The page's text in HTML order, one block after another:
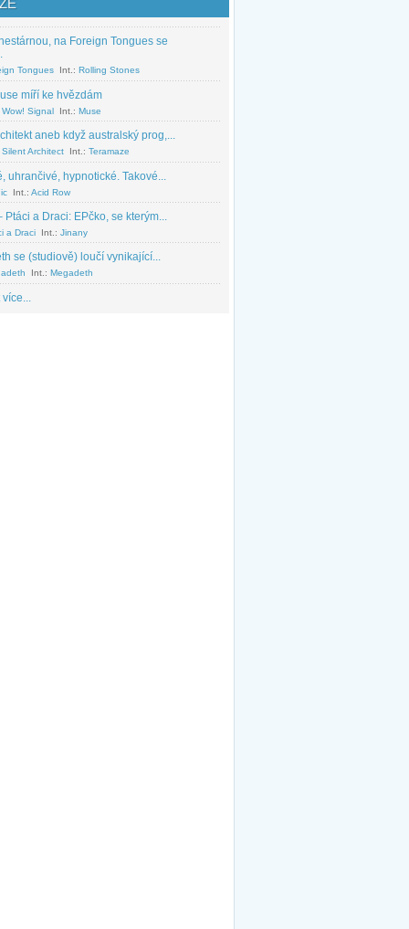
na Foreign Tongues se
Tongues Int.: Rolling Stones
míří ke hvězdám
Signal Int.: Muse
aneb když australský prog,...
Architect Int.: Teramaze
uhrančivé, hypnotické. Takové...
Int.: Acid Row
Ptáci a Draci: EPčko, se kterým...
a Draci Int.: Jinany
se (studiově) loučí vynikající...
Int.: Megadeth